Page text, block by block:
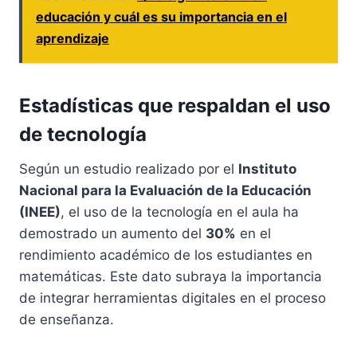
educación y cuál es su importancia en el
aprendizaje
Estadísticas que respaldan el uso
de tecnología
Según un estudio realizado por el Instituto
Nacional para la Evaluación de la Educación
(INEE), el uso de la tecnología en el aula ha
demostrado un aumento del 30% en el
rendimiento académico de los estudiantes en
matemáticas. Este dato subraya la importancia
de integrar herramientas digitales en el proceso
de enseñanza.